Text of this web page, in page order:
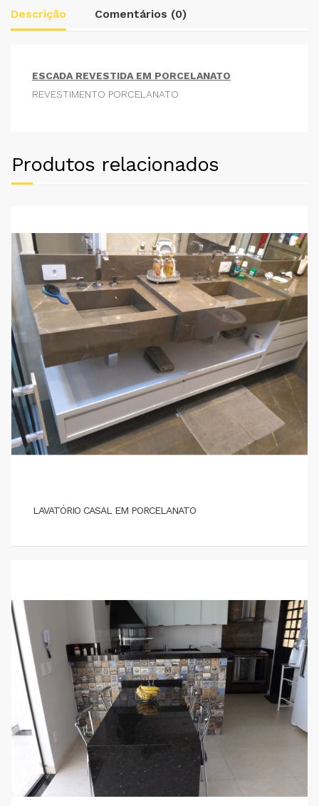
Descrição Comentários (0)
ESCADA REVESTIDA EM PORCELANATO
REVESTIMENTO PORCELANATO
Produtos relacionados
LAVATÓRIO CASAL EM PORCELANATO